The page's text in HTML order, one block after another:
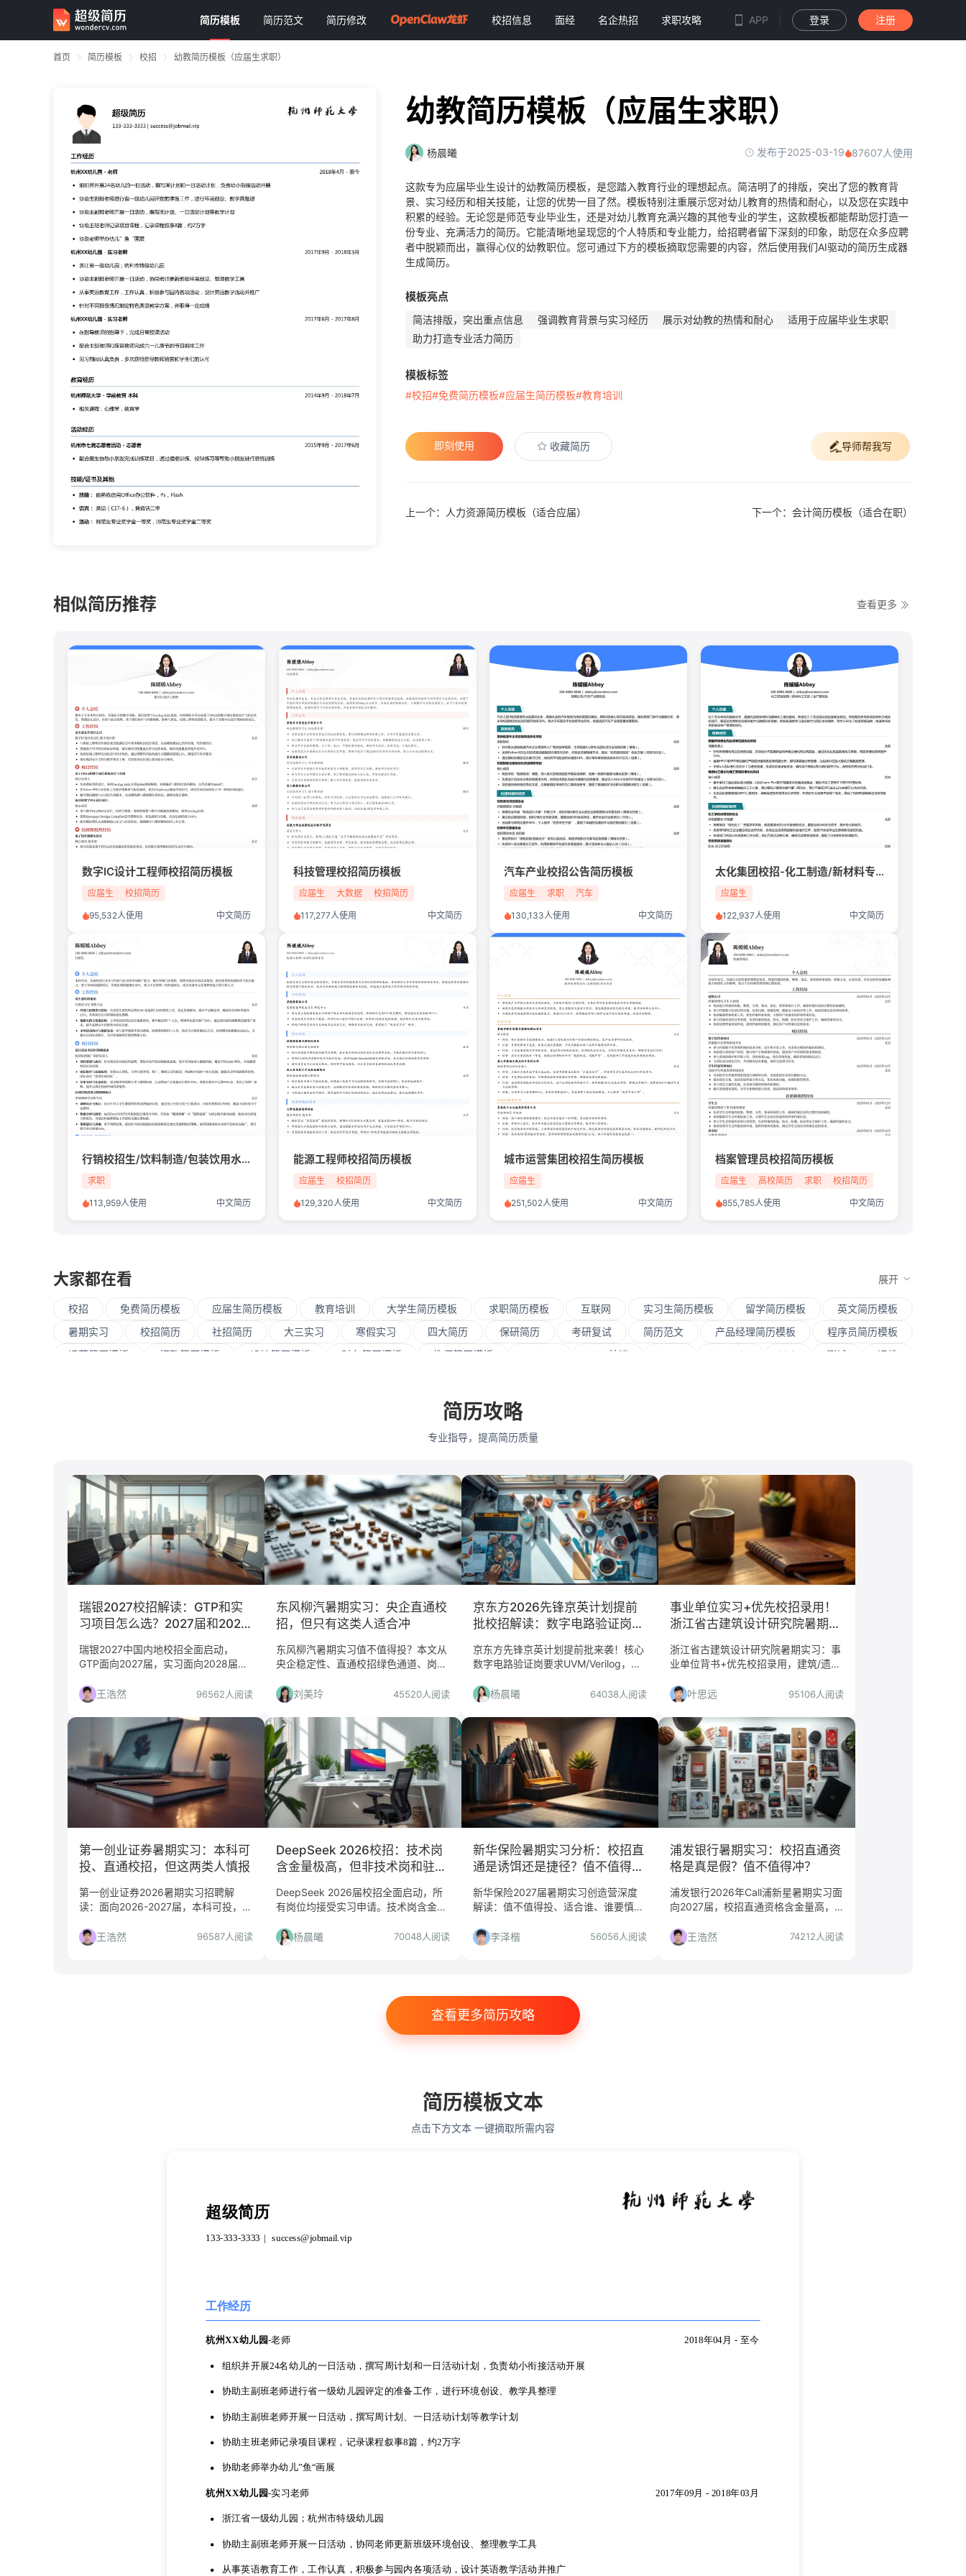
简历模板 简历范文 简历修改 校招信息 面经 名企热招 求职攻略 APP 登录 注册
首页 简历模板 校招 幼教简历模板（应届生求职）
幼教简历模板（应届生求职）
杨晨曦 发布于2025-03-19 87607人使用
这款专为应届毕业生设计的幼教简历模板，是您踏入教育行业的理想起点。简洁明了的排版，突出了您的教育背
景、实习经历和相关技能，让您的优势一目了然。模板特别注重展示您对幼儿教育的热情和耐心，以及您在实践中
积累的经验。无论您是师范专业毕业生，还是对幼儿教育充满兴趣的其他专业的学生，这款模板都能帮助您打造一
份专业、充满活力的简历。它能清晰地呈现您的个人特质和专业能力，给招聘者留下深刻的印象，助您在众多应聘
者中脱颖而出，赢得心仪的幼教职位。您可通过下方的模板摘取您需要的内容，然后使用我们AI驱动的简历生成器
生成简历。
模板亮点
简洁排版，突出重点信息 强调教育背景与实习经历 展示对幼教的热情和耐心
适用于应届毕业生求职
助力打造专业活力简历
模板标签
#校招#免费简历模板#应届生简历模板#教育培训
即刻使用 收藏简历 导师帮我写
上一个：人力资源简历模板（适合应届） 下一个：会计简历模板（适合在职）
相似简历推荐 查看更多
数字IC设计工程师校招简历模板
应届生 校招简历
95,532人使用 中文简历
科技管理校招简历模板
应届生 大数据 校招简历
117,277人使用 中文简历
汽车产业校招公告简历模板
应届生 求职 汽车
130,133人使用 中文简历
太化集团校招-化工制造/新材料专业简历模板
应届生
122,937人使用 中文简历
行销校招生/饮料制造/包装饮用水/实习生简历模板
求职
113,959人使用 中文简历
能源工程师校招简历模板
应届生 校招简历
129,320人使用 中文简历
城市运营集团校招生简历模板
应届生
251,502人使用 中文简历
档案管理员校招简历模板
应届生 高校简历 求职 校招简历
855,785人使用 中文简历
大家都在看 展开
校招 免费简历模板 应届生简历模板 教育培训 大学生简历模板 求职简历模板 互联网 实习生简历模板 留学简历模板
英文简历模板
暑期实习
校招简历 社招简历 大三实习 寒假实习 四大简历 保研简历 考研复试 简历范文 产品经理简历模板
程序员简历模板
运营简历模板
行政简历模板 设计简历模板 财务简历模板 教师简历模板 python Web前端 Java Andorid iOS 测试
运维
采购贸易 商务拓展
武汉大学
暨南大学 金融
市场营销 会计学 艺术与设计 电子信息工程 教育学
简历攻略
专业指导，提高简历质量
瑞银2027校招解读：GTP和实
习项目怎么选？2027届和2028
瑞银2027中国内地校招全面启动，
GTP面向2027届，实习面向2028届，
策角度解读项目选择、申请流程与准备
策略，帮你判断是否值得投递。
王浩然 96562人阅读
东风柳汽暑期实习：央企直通校
招，但只有这类人适合冲
东风柳汽暑期实习值不值得投？本文从
央企稳定性、直通校招绿色通道、岗位
解读，帮你判断是否值得投递。
刘美玲 45520人阅读
京东方2026先锋京英计划提前
批校招解读：数字电路验证岗值
京东方先锋京英计划提前批来袭！核心
数字电路验证岗要求UVM/Verilog，非
得投与要慎投的人群，附北京/苏州工
作地点分析。
杨晨曦 64038人阅读
事业单位实习+优先校招录用！
浙江省古建筑设计研究院暑期实
浙江省古建筑设计研究院暑期实习：事
业单位背书+优先校招录用，建筑/遗产
板。叶思远 95106人阅读
第一创业证券暑期实习：本科可
投、直通校招，但这两类人慎报
第一创业证券2026暑期实习招聘解
读：面向2026-2027届，本科可投，深
位差异、适合人群与慎投人群。
王浩然 96587人阅读
DeepSeek 2026校招：技术岗
含金量极高，但非技术岗和驻场
DeepSeek 2026届校招全面启动，所
有岗位均接受实习申请。技术岗含金量
的同学，非技术背景需谨慎。
杨晨曦 70048人阅读
新华保险暑期实习分析：校招直
通是诱饵还是捷径？值不值得投
新华保险2027届暑期实习创造营深度
解读：值不值得投、适合谁、谁要慎
量、准备要点全分析。
李泽楷 56056人阅读
浦发银行暑期实习：校招直通资
格是真是假？值不值得冲？
浦发银行2026年Call浦新星暑期实习面
向2027届，校招直通资格含金量高，
得投。本文深度解析科技类、研究岗、
营销类等方向，给出投递建议与避坑指
王浩然 74212人阅读
查看更多简历攻略
简历模板文本
点击下方文本 一键摘取所需内容
超级简历
133-333-3333 success@jobmail.vip
工作经历
杭州XX幼儿园-老师 2018年04月 - 至今
组织并开展24名幼儿的一日活动，撰写周计划和一日活动计划，负责幼小衔接活动开展
协助主副班老师进行省一级幼儿园评定的准备工作，进行环境创设、教学具整理
协助主副班老师开展一日活动，撰写周计划、一日活动计划等教学计划
协助主班老师记录项目课程，记录课程叙事8篇，约2万字
协助老师举办幼儿”鱼“画展
杭州XX幼儿园-实习老师 2017年09月 - 2018年03月
浙江省一级幼儿园；杭州市特级幼儿园
协助主副班老师开展一日活动，协同老师更新班级环境创设、整理教学工具
从事英语教育工作，工作认真，积极参与园内各项活动，设计英语教学活动并推广
超级简历
133-333-3333 success@jobmail.vip
工作经历
杭州XX幼儿园 老师
组织并开展24名幼儿的一日活动，撰写周计划和一日活动计划，负责幼小衔接活动开展
协助主副班老师开展一日活动，撰写周计划、一日活动计划等教学计划
协助老师举办幼儿”鱼“画展